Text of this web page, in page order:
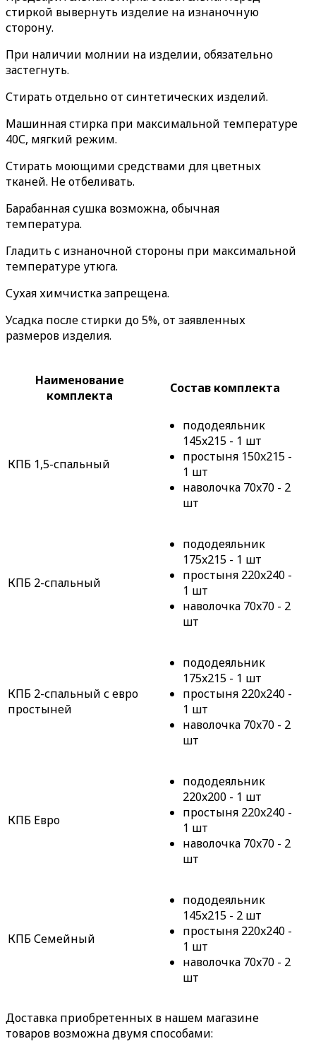
стиркой вывернуть изделие на изнаночную
сторону.
При наличии молнии на изделии, обязательно
застегнуть.
Стирать отдельно от синтетических изделий.
Машинная стирка при максимальной температуре
40С, мягкий режим.
Стирать моющими средствами для цветных
тканей. Не отбеливать.
Барабанная сушка возможна, обычная
температура.
Гладить с изнаночной стороны при максимальной
температуре утюга.
Сухая химчистка запрещена.
Усадка после стирки до 5%, от заявленных
размеров изделия.
Наименование
комплекта
Состав комплекта
КПБ 1,5-спальный
пододеяльник
145x215 - 1 шт
простыня 150x215 -
1 шт
наволочка 70x70 - 2
шт
КПБ 2-спальный
пододеяльник
175x215 - 1 шт
простыня 220x240 -
1 шт
наволочка 70x70 - 2
шт
КПБ 2-спальный с евро
простыней
пододеяльник
175x215 - 1 шт
простыня 220x240 -
1 шт
наволочка 70x70 - 2
шт
КПБ Евро
пододеяльник
220x200 - 1 шт
простыня 220x240 -
1 шт
наволочка 70x70 - 2
шт
КПБ Семейный
пододеяльник
145x215 - 2 шт
простыня 220x240 -
1 шт
наволочка 70x70 - 2
шт
Доставка приобретенных в нашем магазине
товаров возможна двумя способами: